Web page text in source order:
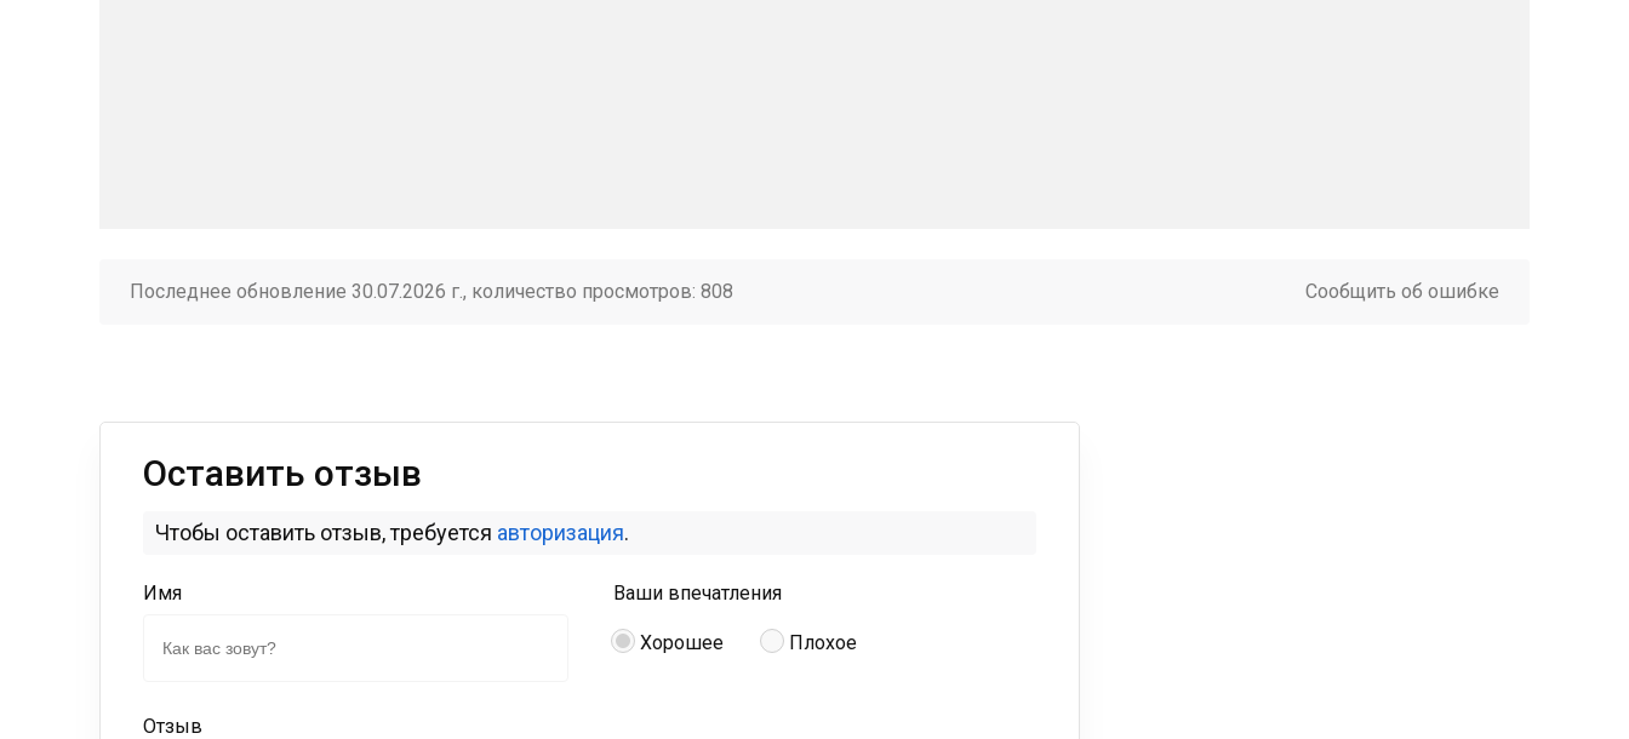
Последнее обновление 30.07.2026 г., количество просмотров: 808 Сообщить об ошибке
Оставить отзыв
Чтобы оставить отзыв, требуется авторизация.
Имя Ваши впечатления
Хорошее Плохое
Отзыв